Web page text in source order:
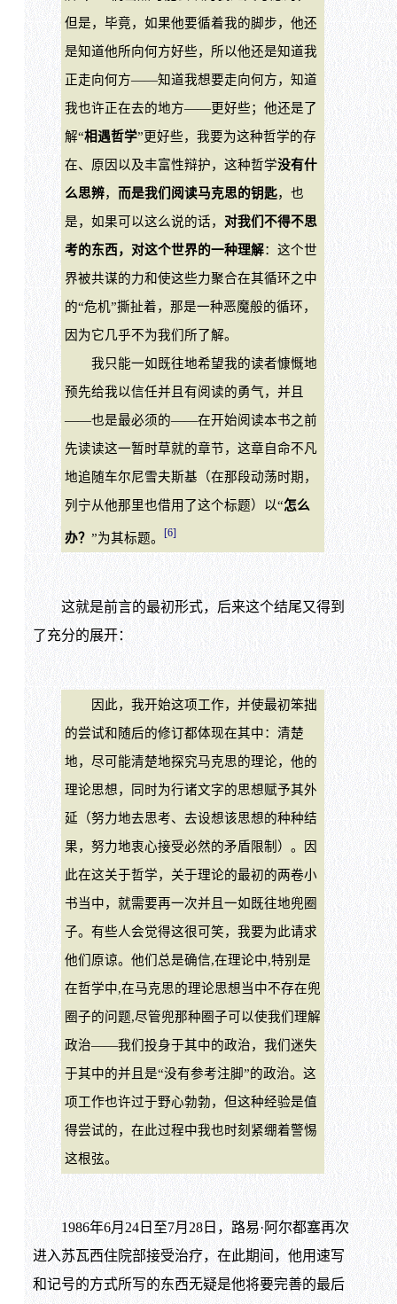
但是，毕竟，如果他要循着我的脚步，他还
是知道他所向何方好些，所以他还是知道我
正走向何方——知道我想要走向何方，知道
我也许正在去的地方——更好些；他还是了
解“相遇哲学”更好些，我要为这种哲学的存
在、原因以及丰富性辩护，这种哲学没有什
么思辨， 而是我们阅读马克思的钥匙，也
是，如果可以这么说的话， 对我们不得不思
考的东西，对这个世界的一种理解：这个世
界被共谋的力和使这些力聚合在其循环之中
的“危机”撕扯着，那是一种恶魔般的循环，
因为它几乎不为我们所了解。
我只能一如既往地希望我的读者慷慨地
预先给我以信任并且有阅读的勇气，并且
——也是最必须的——在开始阅读本书之前
先读读这一暂时草就的章节，这章自命不凡
地追随车尔尼雪夫斯基（在那段动荡时期，
列宁从他那里也借用了这个标题）以“怎么
办？ ”为其标题。 [6]
这就是前言的最初形式，后来这个结尾又得到
了充分的展开：
因此，我开始这项工作，并使最初笨拙
的尝试和随后的修订都体现在其中：清楚
地，尽可能清楚地探究马克思的理论，他的
理论思想，同时为行诸文字的思想赋予其外
延（努力地去思考、去设想该思想的种种结
果，努力地衷心接受必然的矛盾限制）。因
此在这关于哲学，关于理论的最初的两卷小
书当中，就需要再一次并且一如既往地兜圈
子。有些人会觉得这很可笑，我要为此请求
他们原谅。他们总是确信,在理论中,特别是
在哲学中,在马克思的理论思想当中不存在兜
圈子的问题,尽管兜那种圈子可以使我们理解
政治——我们投身于其中的政治，我们迷失
于其中的并且是“没有参考注脚”的政治。这
项工作也许过于野心勃勃，但这种经验是值
得尝试的，在此过程中我也时刻紧绷着警惕
这根弦。
1986年6月24日至7月28日，路易·阿尔都塞再次
进入苏瓦西住院部接受治疗，在此期间，他用速写
和记号的方式所写的东西无疑是他将要完善的最后